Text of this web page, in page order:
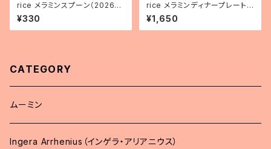
rice メラミンスプーン（2026年
新色）
¥330
rice メラミンディナープレート
（ニューグリーン）
¥1,650
CATEGORY
ムーミン
Ingera Arrhenius（インゲラ・アリアニウス）